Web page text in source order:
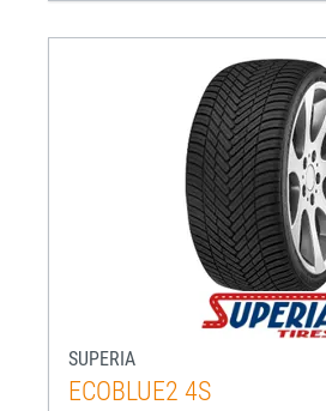
SUPERIA
ECOBLUE2 4S